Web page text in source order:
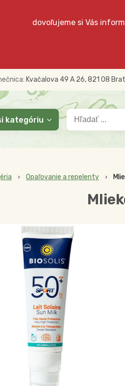
dovoľujeme si Vás
Kvačalova 49 A 26, 821 08
Opaľovanie a repelenty
kategóriu